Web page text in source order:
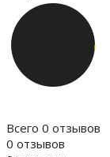
Всего 0 отзывов
0 отзывов